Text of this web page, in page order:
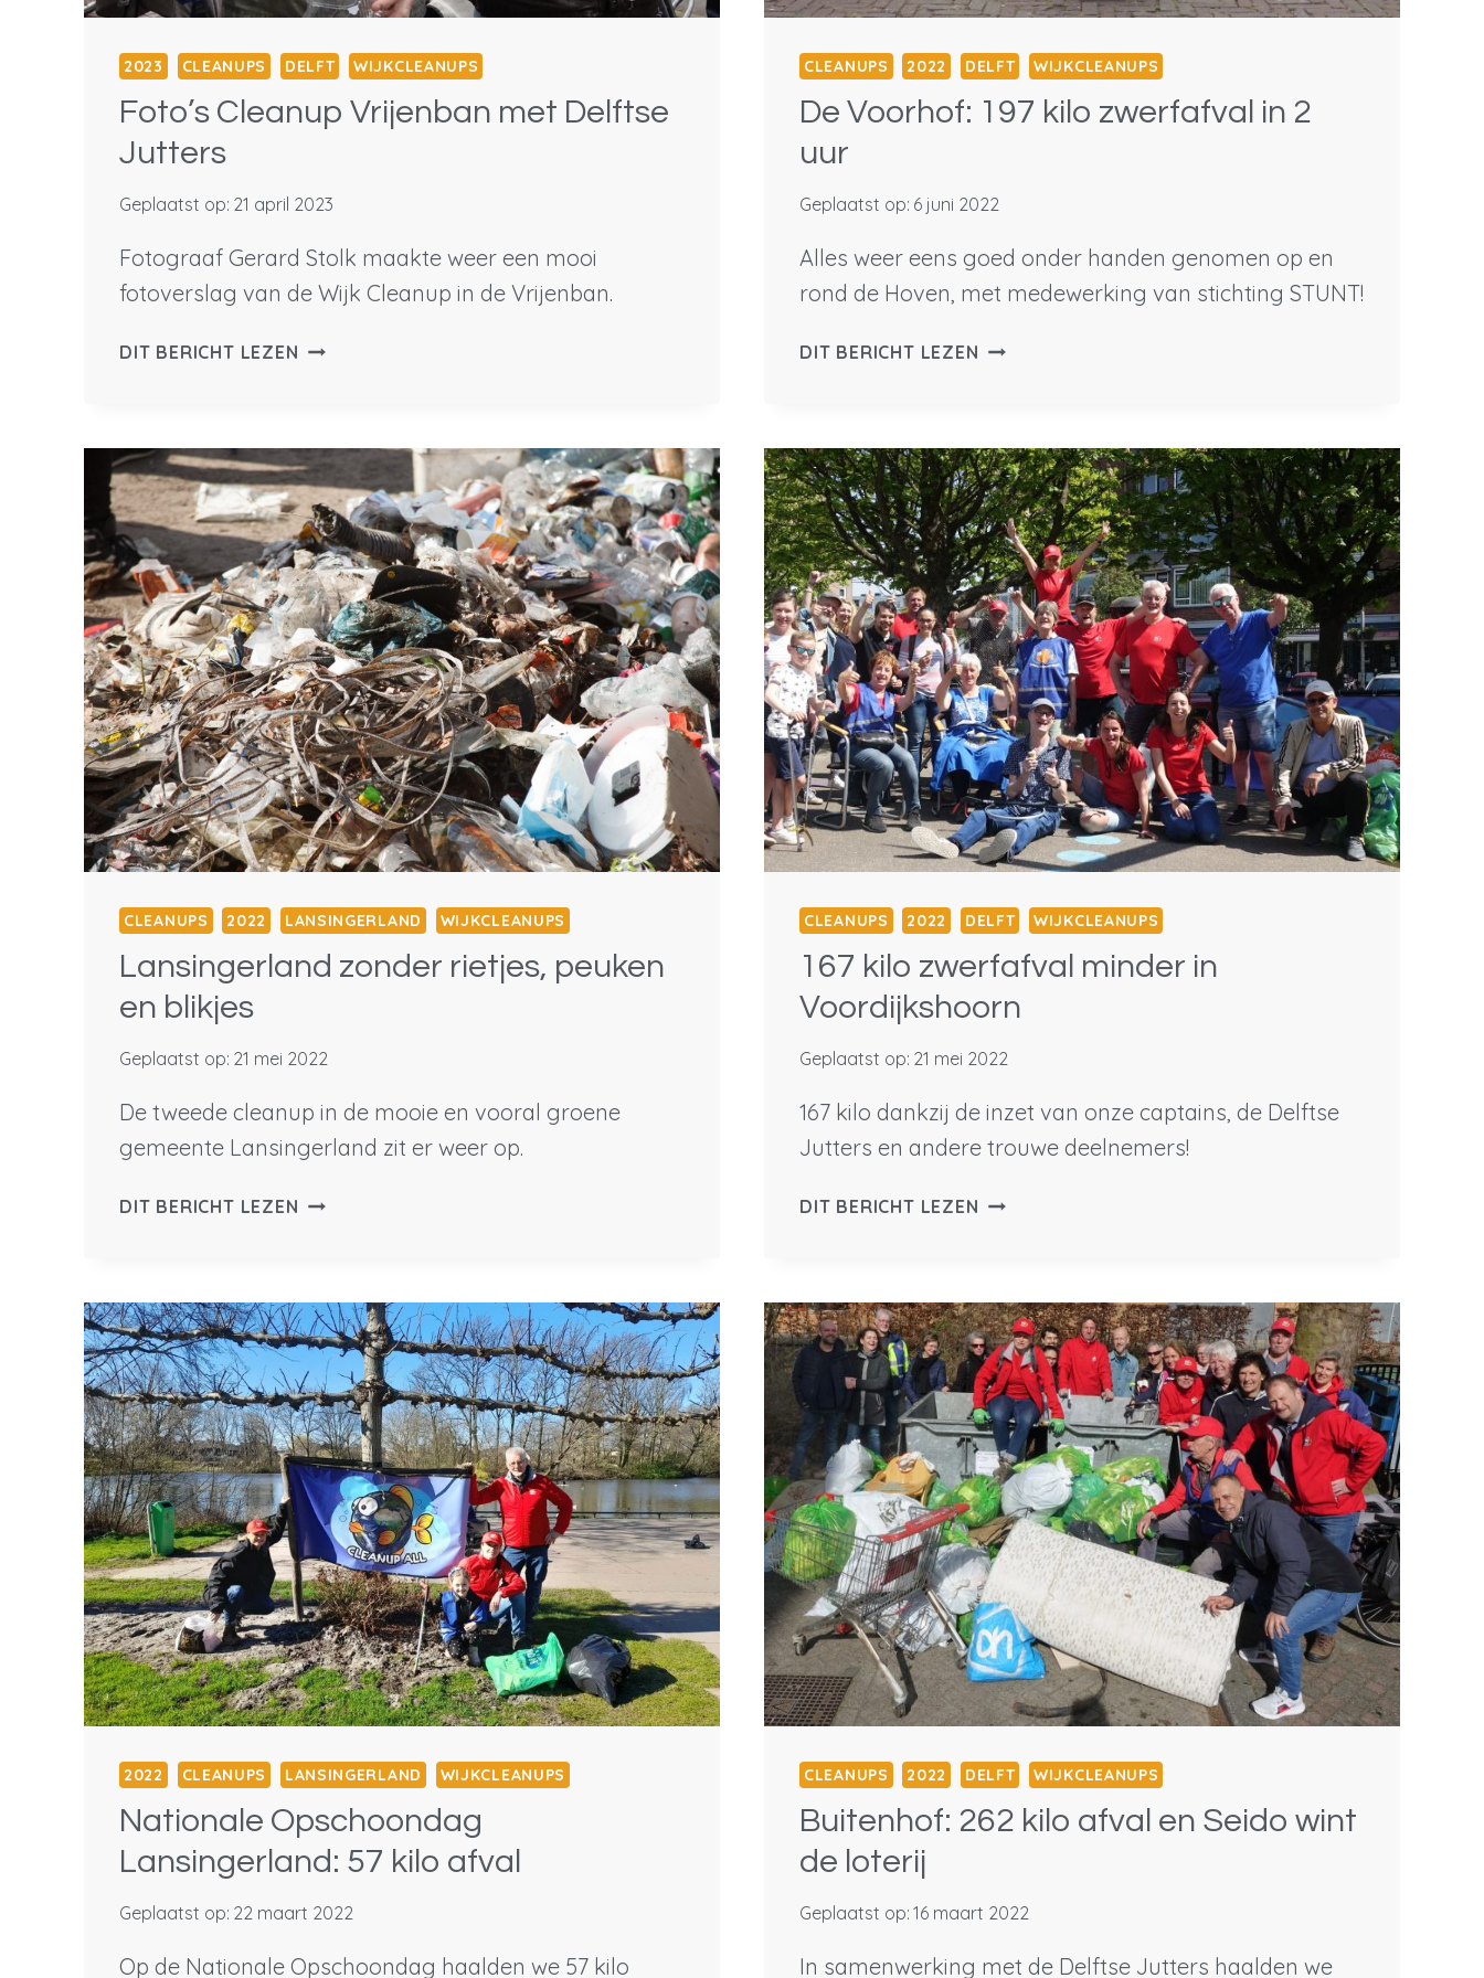
2023 CLEANUPS DELFT WIJKCLEANUPS
Foto’s Cleanup Vrijenban met Delftse
Jutters
Geplaatst op: 21 april 2023
Fotograaf Gerard Stolk maakte weer een mooi
fotoverslag van de Wijk Cleanup in de Vrijenban.
DIT BERICHT LEZEN FOTO’S
DELFTSE
JUTTERS
CLEANUPS 2022 DELFT WIJKCLEANUPS
De Voorhof: 197 kilo zwerfafval in 2
uur
Geplaatst op: 6 juni 2022
Alles weer eens goed onder handen genomen op en
rond de Hoven, met medewerking van stichting STUNT!
DIT BERICHT LEZEN DE
ZWERFAFVAL
IN
2
UUR
CLEANUPS 2022 LANSINGERLAND WIJKCLEANUPS
Lansingerland zonder rietjes, peuken
en blikjes
Geplaatst op: 21 mei 2022
De tweede cleanup in de mooie en vooral groene
gemeente Lansingerland zit er weer op.
DIT BERICHT LEZEN LANSINGERLAND
EN
BLIKJES
CLEANUPS 2022 DELFT WIJKCLEANUPS
167 kilo zwerfafval minder in
Voordijkshoorn
Geplaatst op: 21 mei 2022
167 kilo dankzij de inzet van onze captains, de Delftse
Jutters en andere trouwe deelnemers!
DIT BERICHT LEZEN 167
IN
VOORDIJKSHOORN
2022 CLEANUPS LANSINGERLAND WIJKCLEANUPS
Nationale Opschoondag
Lansingerland: 57 kilo afval
Geplaatst op: 22 maart 2022
Op de Nationale Opschoondag haalden we 57 kilo
CLEANUPS 2022 DELFT WIJKCLEANUPS
Buitenhof: 262 kilo afval en Seido wint
de loterij
Geplaatst op: 16 maart 2022
In samenwerking met de Delftse Jutters haalden we